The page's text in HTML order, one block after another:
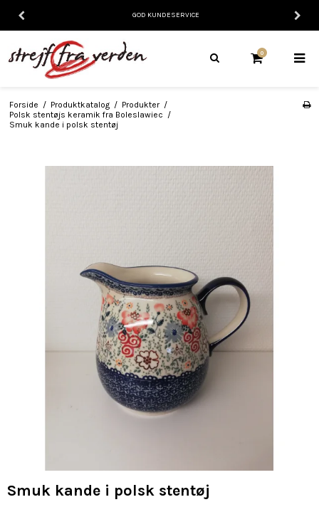
GOD KUNDESERVICE
0
Forside / Produktkatalog / Produkter /
Polsk stentøjs keramik fra Boleslawiec /
Smuk kande i polsk stentøj
Smuk kande i polsk stentøj